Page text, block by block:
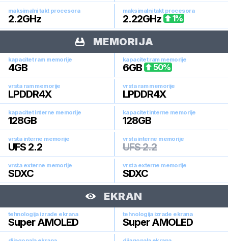
maksimalni takt procesora
2.2GHz
maksimalni takt procesora
2.22GHz 1%
MEMORIJA
kapacitet ram memorije
4GB
kapacitet ram memorije
6GB 50%
vrsta ram memorije
LPDDR4X
vrsta ram memorije
LPDDR4X
kapacitet interne memorije
128GB
kapacitet interne memorije
128GB
vrsta interne memorije
UFS 2.2
vrsta interne memorije
UFS 2.2
vrsta externe memorije
SDXC
vrsta externe memorije
SDXC
EKRAN
tehnologija izrade ekrana
Super AMOLED
tehnologija izrade ekrana
Super AMOLED